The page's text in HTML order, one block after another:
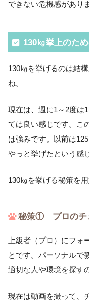
できない危機感があり
130㎏挙上のた
130㎏を挙げるのは結
ね。
現在は、週に1～2度は
ては良い感じです。こ
は強みです。以前は
やっと挙げたという感
130㎏を挙げる秘策を
秘策① プロのチ
上級者（プロ）にフォ
とです。パーソナルで
適切な人や環境を探す
現在は動画を撮って、